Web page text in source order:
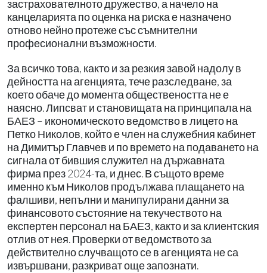
застрахователното дружество, а начело на
канцеларията по оценка на риска е назначено
отново нейно протеже със съмнителни
професионални възможности.
За всичко това, както и за резкия завой надолу в
дейността на агенцията, тече разследване, за
което обаче до момента обществеността не е
наясно. Липсват и становищата на принципала на
БАЕЗ – икономическото ведомство в лицето на
Петко Николов, който е член на служебния кабинет
на Димитър Главчев и по времето на подаването на
сигнала от бившия служител на държавната
фирма през 2024-та, и днес. В същото време
именно към Николов продължава плащането на
фалшиви, непълни и манипулирани данни за
финансовото състояние на текучеството на
експертен персонал на БАЕЗ, както и за клиентския
отлив от нея. Проверки от ведомството за
действително случващото се в агенцията не са
извършвани, разкриват още запознати.